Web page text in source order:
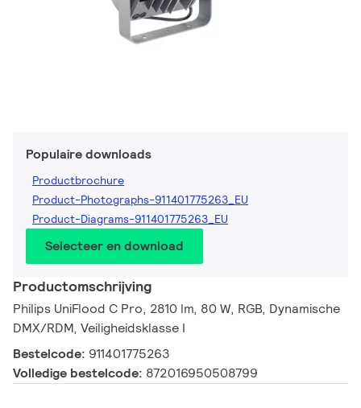
Populaire downloads
Productbrochure
Product-Photographs-911401775263_EU
Product-Diagrams-911401775263_EU
Selecteer en download
Productomschrijving
Philips UniFlood C Pro, 2810 lm, 80 W, RGB, Dynamische
DMX/RDM, Veiligheidsklasse I
Bestelcode: 911401775263
Volledige bestelcode: 872016950508799